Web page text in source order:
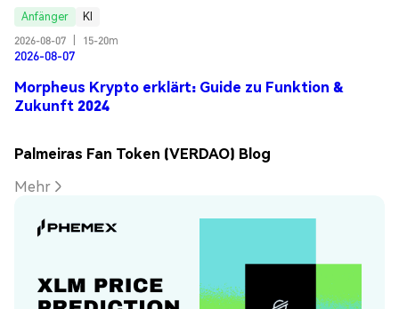
Anfänger
KI
2026-08-07
15-20m
2026-08-07
Morpheus Krypto erklärt: Guide zu Funktion &
Zukunft 2024
Palmeiras Fan Token (VERDAO) Blog
Mehr